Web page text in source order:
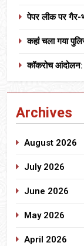
पेपर लीक पर गैर-
कहां चला गया
कॉकरोच आंदोलन:
Archives
August 2026
July 2026
June 2026
May 2026
April 2026